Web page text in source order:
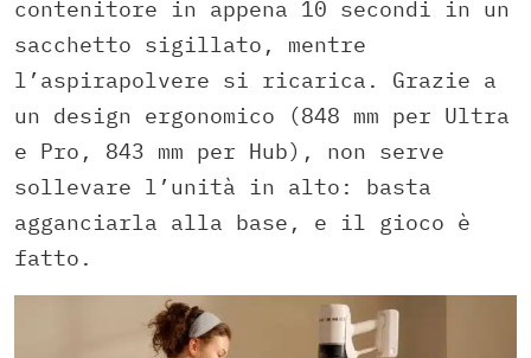
contenitore in appena 10 secondi in un
sacchetto sigillato, mentre
l’aspirapolvere si ricarica. Grazie a
un design ergonomico (848 mm per Ultra
e Pro, 843 mm per Hub), non serve
sollevare l’unità in alto: basta
agganciarla alla base, e il gioco è
fatto.